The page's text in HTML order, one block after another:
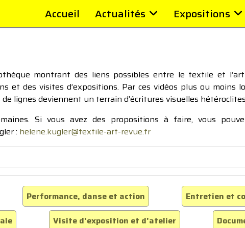
Accueil Actualités Expositions
montrant des liens possibles entre le textile et
et des visites d’expositions. Par ces vidéos plus ou moins
lignes deviennent un terrain d’écritures visuelles
Si vous avez des propositions à faire, vous
: helene.kugler@textile-art-revue.fr
Performance, danse et action
Entretien et
Visite d'exposition et d'atelier